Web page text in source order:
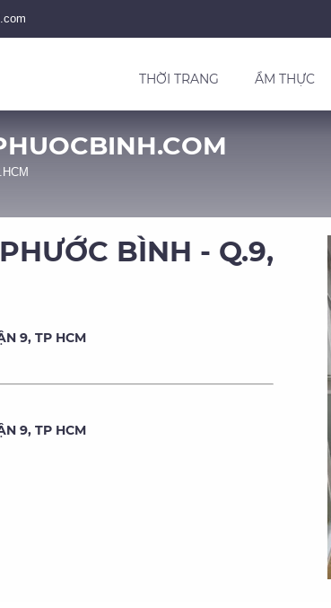
THỜI TRANG ẨM THỰC
BÌNH - Q.9,
9, TP HCM
9, TP HCM